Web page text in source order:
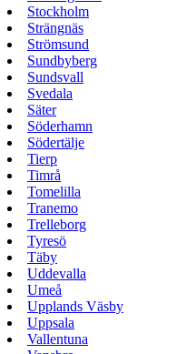
Stockholm
Strängnäs
Strömsund
Sundbyberg
Sundsvall
Svedala
Säter
Söderhamn
Södertälje
Tierp
Timrå
Tomelilla
Tranemo
Trelleborg
Tyresö
Täby
Uddevalla
Umeå
Upplands Väsby
Uppsala
Vallentuna